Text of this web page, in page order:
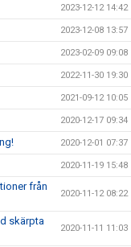
2023-12-12 14:42
2023-12-08 13:57
2023-02-09 09:08
2022-11-30 19:30
2021-09-12 10:05
2020-12-17 09:34
2020-12-01 07:37
2020-11-19 15:48
från
2020-11-12 08:22
skärpta
2020-11-11 11:03